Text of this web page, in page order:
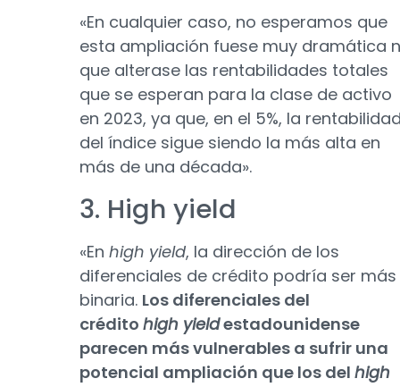
«En cualquier caso, no esperamos que
esta ampliación fuese muy dramática
que alterase las rentabilidades totales
que se esperan para la clase de activo
en 2023, ya que, en el 5%, la
del índice sigue siendo la más alta en
más de una década».
3. High yield
«En high yield, la dirección de los
diferenciales de crédito podría ser más
binaria. Los diferenciales del
crédito high yieldestadounidense
parecen más vulnerables a sufrir una
potencial ampliación que los del high